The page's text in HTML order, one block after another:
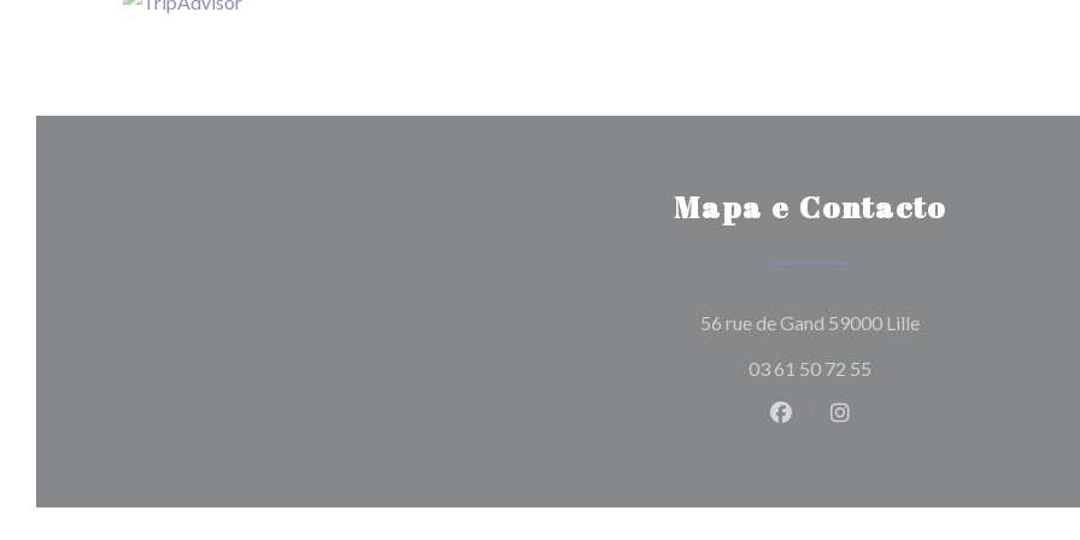
Mapa e Contacto
56 rue de Gand 59000 Lille((abre numa nova
03 61 50 72 55
Facebook ((abre numa nova
Instagram ((abre numa